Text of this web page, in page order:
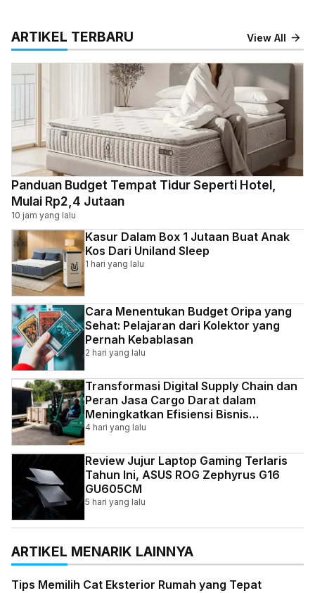
ARTIKEL TERBARU View All
Panduan Budget Tempat Tidur Seperti Hotel,
Mulai Rp2,4 Jutaan
10 jam yang lalu
Kasur Dalam Box 1 Jutaan Buat Anak
Kos Dari Uniland Sleep
1 hari yang lalu
Cara Menentukan Budget Oripa yang
Sehat: Pelajaran dari Kolektor yang
Pernah Kebablasan
2 hari yang lalu
Transformasi Digital Supply Chain dan
Peran Jasa Cargo Darat dalam
Meningkatkan Efisiensi Bisnis
Indonesia
4 hari yang lalu
Review Jujur Laptop Gaming Terlaris
Tahun Ini, ASUS ROG Zephyrus G16
GU605CM
5 hari yang lalu
ARTIKEL MENARIK LAINNYA
Tips Memilih Cat Eksterior Rumah yang Tepat